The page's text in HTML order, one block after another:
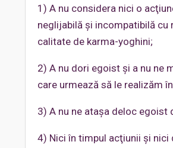
1) A nu considera nici o
neglijabilă şi incompatibilă cu
calitate de karma-yoghini;
2) A nu dori egoist şi a nu ne
care urmează să le realizăm
3) A nu ne ataşa deloc
4) Nici în timpul acţiunii şi nici